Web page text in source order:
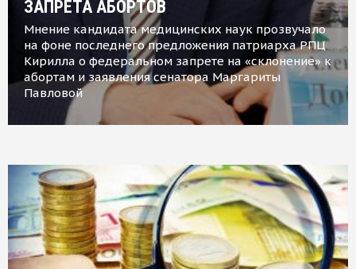
ЗАПРЕТА АБОРТОВ
Мнение кандидата медицинских наук прозвучало
на фоне последнего предложения патриарха РПЦ
Кирилла о федеральном запрете на «склонение» к
абортам и заявления сенатора Маргариты
Павловой